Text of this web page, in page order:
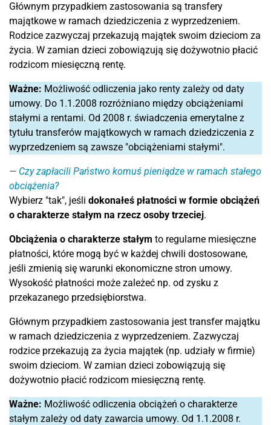
Głównym przypadkiem zastosowania są transfery
majątkowe w ramach dziedziczenia z wyprzedzeniem.
Rodzice zazwyczaj przekazują majątek swoim dzieciom za
życia. W zamian dzieci zobowiązują się dożywotnio płacić
rodzicom miesięczną rentę.
Ważne: Możliwość odliczenia jako renty zależy od daty
umowy. Do 1.1.2008 rozróżniano między obciążeniami
stałymi a rentami. Od 2008 r. świadczenia emerytalne z
tytułu transferów majątkowych w ramach dziedziczenia z
wyprzedzeniem są zawsze "obciążeniami stałymi".
Czy zapłacili Państwo komuś pieniądze w ramach stałego
obciążenia?
Wybierz "tak", jeśli dokonałeś płatności w formie obciążeń
o charakterze stałym na rzecz osoby trzeciej.
Obciążenia o charakterze stałym to regularne miesięczne
płatności, które mogą być w każdej chwili dostosowane,
jeśli zmienią się warunki ekonomiczne stron umowy.
Wysokość płatności może zależeć np. od zysku z
przekazanego przedsiębiorstwa.
Głównym przypadkiem zastosowania jest transfer majątku
w ramach dziedziczenia z wyprzedzeniem. Zazwyczaj
rodzice przekazują za życia majątek (np. udziały w firmie)
swoim dzieciom. W zamian dzieci zobowiązują się
dożywotnio płacić rodzicom miesięczną rentę.
Ważne: Możliwość odliczenia obciążeń o charakterze
stałym zależy od daty zawarcia umowy. Od 1.1.2008 r.